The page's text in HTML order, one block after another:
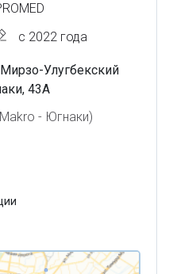
с 2022 года
Улугбекский
43А
- Югнаки)